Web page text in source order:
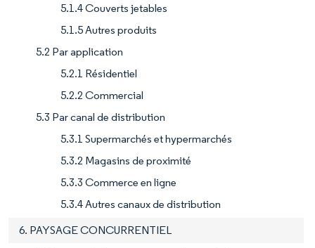
5.1.4 Couverts jetables
5.1.5 Autres produits
5.2 Par application
5.2.1 Résidentiel
5.2.2 Commercial
5.3 Par canal de distribution
5.3.1 Supermarchés et hypermarchés
5.3.2 Magasins de proximité
5.3.3 Commerce en ligne
5.3.4 Autres canaux de distribution
6. PAYSAGE CONCURRENTIEL